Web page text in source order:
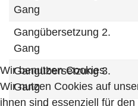
Gang
Gangübersetzung 2.
Gang
Gangübersetzung 3.
Gang
Wir benutzen Cookies
Wir nutzen Cookies auf
ihnen sind essenziell für